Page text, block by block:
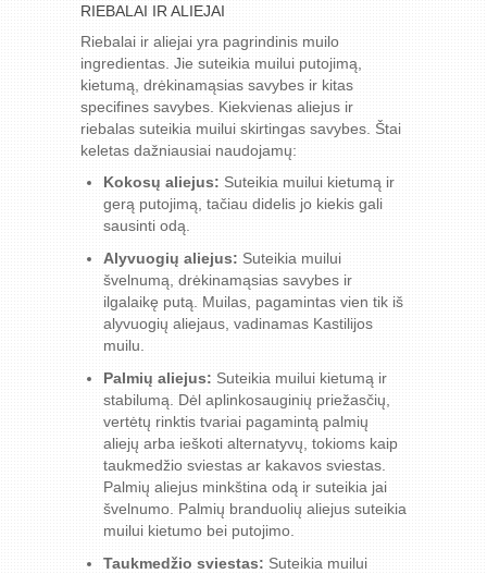
RIEBALAI IR ALIEJAI
Riebalai ir aliejai yra pagrindinis muilo
ingredientas. Jie suteikia muilui putojimą,
kietumą, drėkinamąsias savybes ir kitas
specifines savybes. Kiekvienas aliejus ir
riebalas suteikia muilui skirtingas savybes. Štai
keletas dažniausiai naudojamų:
Kokosų aliejus: Suteikia muilui kietumą ir
gerą putojimą, tačiau didelis jo kiekis gali
sausinti odą.
Alyvuogių aliejus: Suteikia muilui
švelnumą, drėkinamąsias savybes ir
ilgalaikę putą. Muilas, pagamintas vien tik iš
alyvuogių aliejaus, vadinamas Kastilijos
muilu.
Palmių aliejus: Suteikia muilui kietumą ir
stabilumą. Dėl aplinkosauginių priežasčių,
vertėtų rinktis tvariai pagamintą palmių
aliejų arba ieškoti alternatyvų, tokioms kaip
taukmedžio sviestas ar kakavos sviestas.
Palmių aliejus minkština odą ir suteikia jai
švelnumo. Palmių branduolių aliejus suteikia
muilui kietumo bei putojimo.
Taukmedžio sviestas: Suteikia muilui